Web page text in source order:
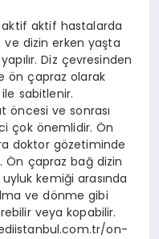
aktif hastalarda
ve dizin erken yaşta
Diz çevresinden
ön çapraz olarak
ile sabitlenir.
öncesi ve sonrası
çok önemlidir. Ön
doktor gözetiminde
Ön çapraz bağ dizin
kemiği arasında
ve dönme gibi
veya kopabilir.
on-